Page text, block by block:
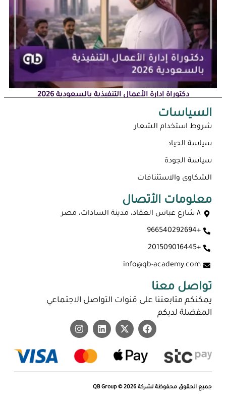
دكتوراة إدارة الأعمال التنفيذية بالسعودية 2026
ماجستير عن بعد معتمد في السعودية 2026
السياسات
شروط استخدام الشعار
سياسة الحياد
سياسة الجودة
الشكاوى والاستئنافات
معلومات الأتصال
٨ شارع عباس العقاد، مدينة السادات، مصر
+966540292694
+201509016445
info@qb-academy.com
تواصل معنا
يمكنكم متابعتنا على قنوات التواصل الاجتماعي
المفضلة لديكم
جميع الحقوق محفوظة لشركة QB Group © 2026